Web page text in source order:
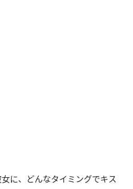
に、どんなタイミングでキス